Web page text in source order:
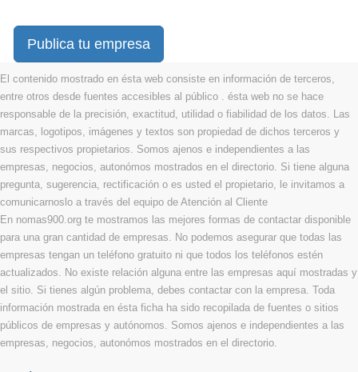
Publica tu empresa
El contenido mostrado en ésta web consiste en información de terceros,
entre otros desde fuentes accesibles al público . ésta web no se hace
responsable de la precisión, exactitud, utilidad o fiabilidad de los datos. Las
marcas, logotipos, imágenes y textos son propiedad de dichos terceros y
sus respectivos propietarios. Somos ajenos e independientes a las
empresas, negocios, autonómos mostrados en el directorio. Si tiene alguna
pregunta, sugerencia, rectificación o es usted el propietario, le invitamos a
comunicarnoslo a través del equipo de Atención al Cliente
En nomas900.org te mostramos las mejores formas de contactar disponible
para una gran cantidad de empresas. No podemos asegurar que todas las
empresas tengan un teléfono gratuito ni que todos los teléfonos estén
actualizados. No existe relación alguna entre las empresas aquí mostradas y
el sitio. Si tienes algún problema, debes contactar con la empresa. Toda
información mostrada en ésta ficha ha sido recopilada de fuentes o sitios
públicos de empresas y autónomos. Somos ajenos e independientes a las
empresas, negocios, autonómos mostrados en el directorio.